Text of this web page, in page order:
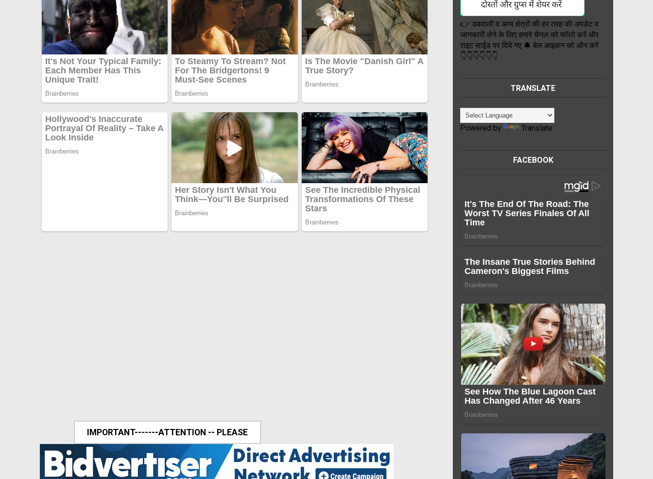
IMPORTANT-------ATTENTION -- PLEASE
👉 डबवाली व अन्य क्षेत्रों की हर तरह की अपडेट व
जानकारी लेने के लिए हमारे चैनल को फॉलो करें और
राइट साईड पर दिये गए 🔔 बेल आइकन को ऑन करें
👇👇👇👇👇👇
TRANSLATE
Powered by Translate
FACEBOOK